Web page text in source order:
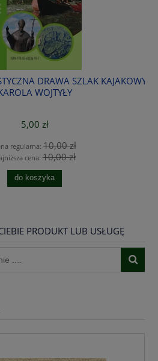
DRAWA SZLAK KAJAKOWY
WOJTYŁY
5,00 zł
regularna:10,00 zł
cena:10,00 zł
do koszyka
PRODUKT LUB USŁUGĘ